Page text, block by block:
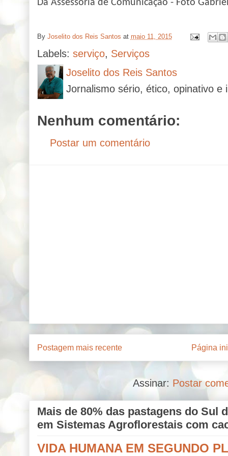
Da Assessoria de Comunicação - Foto
By Joselito dos Reis Santos at maio 11, 2015
Labels: serviço, Serviços
Joselito dos Reis Santos
Jornalismo sério, ético, opinativo e
Nenhum comentário:
Postar um comentário
Postagem mais recente Página
Assinar: Postar
Mais de 80% das pastagens do Sul
em Sistemas Agroflorestais com
VIDA HUMANA EM SEGUNDO